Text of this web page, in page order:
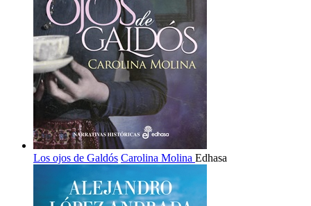
Los ojos de Galdós Carolina Molina Edhasa